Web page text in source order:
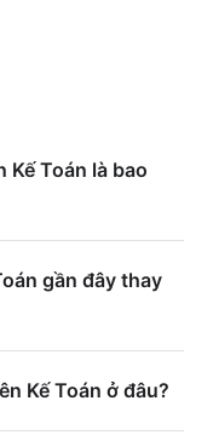
Toán là bao
gần đây thay
Kế Toán ở đâu?